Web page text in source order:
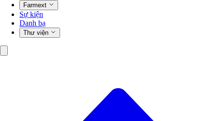
Farmext
Sự kiện
Danh bạ
Thư viện